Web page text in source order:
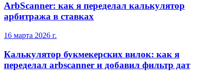
ArbScanner: как я переделал калькулятор
арбитража в ставках
16 марта 2026 г.
Калькулятор букмекерских вилок: как я
переделал arbscanner и добавил фильтр дат